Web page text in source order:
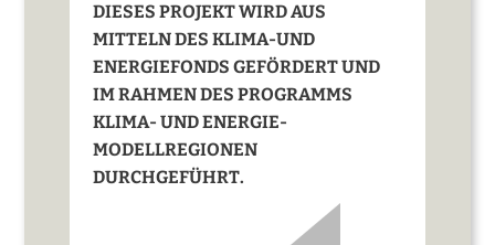
DIESES PROJEKT WIRD AUS
MITTELN DES KLIMA-UND
ENERGIEFONDS GEFÖRDERT UND
IM RAHMEN DES PROGRAMMS
KLIMA- UND ENERGIE-
MODELLREGIONEN
DURCHGEFÜHRT.